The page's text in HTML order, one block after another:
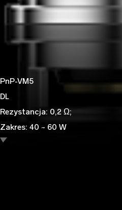
PnP-VM5
DL
Rezystancja: 0,2 Ω;
Zakres: 40 ~ 60 W
Typ: cewka z siatki